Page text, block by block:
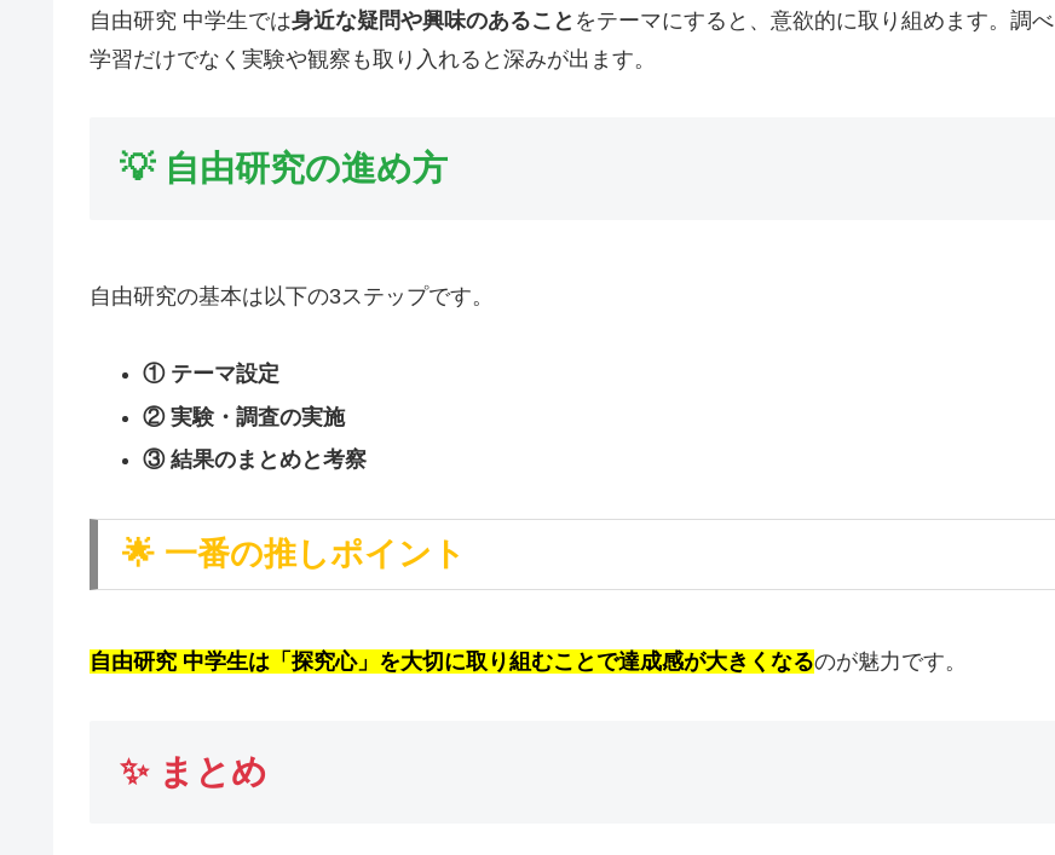
自由研究 中学生では身近な疑問や興味のあること をテーマにすると、意欲的に取り組めます。調べ
学習だけでなく実験や観察も取り入れると深みが出ます。
💡 自由研究の進め方
自由研究の基本は以下の3ステップです。
① テーマ設定
② 実験・調査の実施
③ 結果のまとめと考察
🌟 一番の推しポイント
自由研究 中学生は「探究心」を大切に取り組むことで達成感が大きくなるのが魅力です。
✨ まとめ